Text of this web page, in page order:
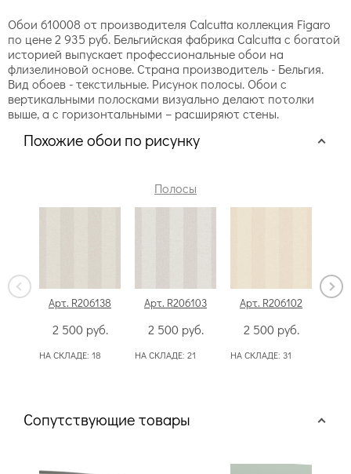
Обои 610008 от производителя Calcutta коллекция Figaro
по цене 2 935 руб. Бельгийская фабрика Calcutta с богатой
историей выпускает профессиональные обои на
флизелиновой основе. Страна производитель - Бельгия.
Вид обоев - текстильные. Рисунок полосы. Обои с
вертикальными полосками визуально делают потолки
выше, а с горизонтальными – расширяют стены.
Похожие обои по рисунку
Полосы
Арт. R206138
2 500 руб.
НА СКЛАДЕ: 18
Арт. R206103
2 500 руб.
НА СКЛАДЕ: 21
Арт. R206102
2 500 руб.
НА СКЛАДЕ: 31
Сопутствующие товары